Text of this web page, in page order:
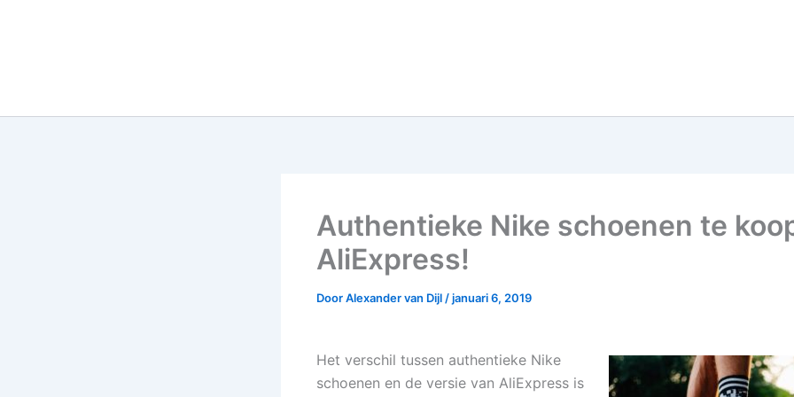
Authentieke Nike schoenen te
AliExpress!
DoorAlexander van Dijl /januari 6, 2019
Het verschil tussen authentieke Nike
schoenen en de versie van AliExpress is